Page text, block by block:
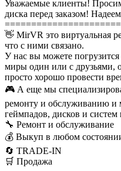
Уважаемые клиенты!
диска перед заказом!
👋 MirVR это виртуальная
что с ними связано.
У нас вы можете
миры один или с друзьями,
просто хорошо провести
🎮 А еще мы
ремонту и обслуживанию и
геймпадов, дисков и систем
🔧 Ремонт и обслуживание
💰 Выкуп в любом
🔄 TRADE-IN
🛒 Продажа